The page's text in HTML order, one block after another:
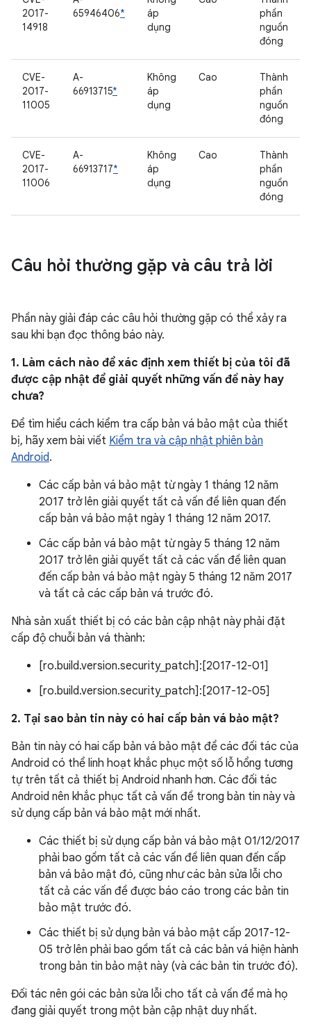
2017-
14918
65946406*
áp
dụng
phần
nguồn
đóng
CVE-
2017-
11005
A-
66913715*
Không
áp
dụng
Cao
Thành
phần
nguồn
đóng
CVE-
2017-
11006
A-
66913717*
Không
áp
dụng
Cao
Thành
phần
nguồn
đóng
Câu hỏi thường gặp và câu trả lời
Phần này giải đáp các câu hỏi thường gặp có thể xảy ra
sau khi bạn đọc thông báo này.
1. Làm cách nào để xác định xem thiết bị của tôi đã
được cập nhật để giải quyết những vấn đề này hay
chưa?
Để tìm hiểu cách kiểm tra cấp bản vá bảo mật của thiết
bị, hãy xem bài viết Kiểm tra và cập nhật phiên bản
Android.
Các cấp bản vá bảo mật từ ngày 1 tháng 12 năm
2017 trở lên giải quyết tất cả vấn đề liên quan đến
cấp bản vá bảo mật ngày 1 tháng 12 năm 2017.
Các cấp bản vá bảo mật từ ngày 5 tháng 12 năm
2017 trở lên giải quyết tất cả các vấn đề liên quan
đến cấp bản vá bảo mật ngày 5 tháng 12 năm 2017
và tất cả các cấp bản vá trước đó.
Nhà sản xuất thiết bị có các bản cập nhật này phải đặt
cấp độ chuỗi bản vá thành:
[ro.build.version.security_patch]:[2017-12-01]
[ro.build.version.security_patch]:[2017-12-05]
2. Tại sao bản tin này có hai cấp bản vá bảo mật?
Bản tin này có hai cấp bản vá bảo mật để các đối tác của
Android có thể linh hoạt khắc phục một số lỗ hổng tương
tự trên tất cả thiết bị Android nhanh hơn. Các đối tác
Android nên khắc phục tất cả vấn đề trong bản tin này và
sử dụng cấp bản vá bảo mật mới nhất.
Các thiết bị sử dụng cấp bản vá bảo mật 01/12/2017
phải bao gồm tất cả các vấn đề liên quan đến cấp
bản vá bảo mật đó, cũng như các bản sửa lỗi cho
tất cả các vấn đề được báo cáo trong các bản tin
bảo mật trước đó.
Các thiết bị sử dụng bản vá bảo mật cấp 2017-12-
05 trở lên phải bao gồm tất cả các bản vá hiện hành
trong bản tin bảo mật này (và các bản tin trước đó).
Đối tác nên gói các bản sửa lỗi cho tất cả vấn đề mà họ
đang giải quyết trong một bản cập nhật duy nhất.